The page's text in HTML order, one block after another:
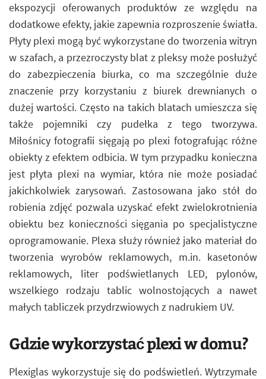
ekspozycji oferowanych produktów ze względu na
dodatkowe efekty, jakie zapewnia rozproszenie światła.
Płyty plexi mogą być wykorzystane do tworzenia witryn
w szafach, a przezroczysty blat z pleksy może posłużyć
do zabezpieczenia biurka, co ma szczególnie duże
znaczenie przy korzystaniu z biurek drewnianych o
dużej wartości. Często na takich blatach umieszcza się
także pojemniki czy pudełka z tego tworzywa.
Miłośnicy fotografii sięgają po plexi fotografując różne
obiekty z efektem odbicia. W tym przypadku konieczna
jest płyta plexi na wymiar, która nie może posiadać
jakichkolwiek zarysowań. Zastosowana jako stół do
robienia zdjęć pozwala uzyskać efekt zwielokrotnienia
obiektu bez konieczności sięgania po specjalistyczne
oprogramowanie. Plexa służy również jako materiał do
tworzenia wyrobów reklamowych, m.in. kasetonów
reklamowych, liter podświetlanych LED, pylonów,
wszelkiego rodzaju tablic wolnostojących a nawet
małych tabliczek przydrzwiowych z nadrukiem UV.
Gdzie wykorzystać plexi w domu?
Plexiglas wykorzystuje się do podświetleń. Wytrzymałe